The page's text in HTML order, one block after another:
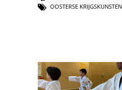
OOSTERSE